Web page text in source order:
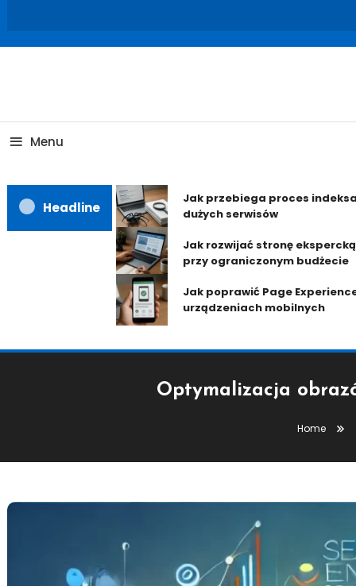
Menu
Headline
Jak przebiega proces
dużych serwisów
Jak rozwijać stronę ekspercką
przy ograniczonym budżecie
Jak poprawić Page
urządzeniach mobilnych
Optymalizacja
Home